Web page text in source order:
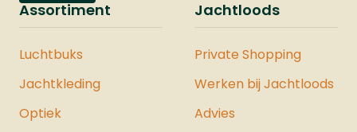
Assortiment
Luchtbuks
Jachtkleding
Optiek
Jachtloods
Private Shopping
Werken bij Jachtloods
Advies